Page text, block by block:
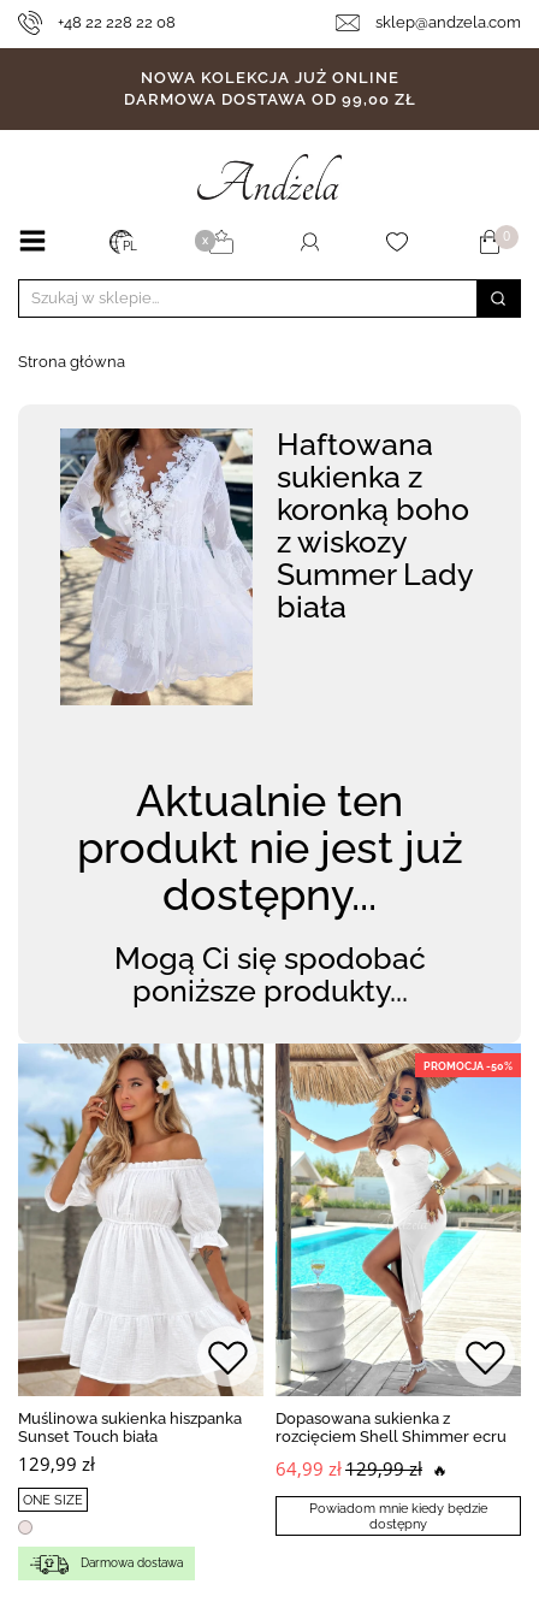
+48 22 228 22 08 sklep@andzela.com
NOWA KOLEKCJA JUŻ ONLINE
DARMOWA DOSTAWA OD 99,00 ZŁ
PL X 0
Strona główna
Haftowana
sukienka z
koronką boho
z wiskozy
Summer Lady
biała
Aktualnie ten
produkt nie jest już
dostępny...
Mogą Ci się spodobać
poniższe produkty...
Muślinowa sukienka hiszpanka
Sunset Touch biała
129,99 zł
ONE SIZE
Darmowa dostawa
PROMOCJA -50%
Dopasowana sukienka z
rozcięciem Shell Shimmer ecru
64,99 zł129,99 zł 🔥
Powiadom mnie kiedy będzie
dostępny